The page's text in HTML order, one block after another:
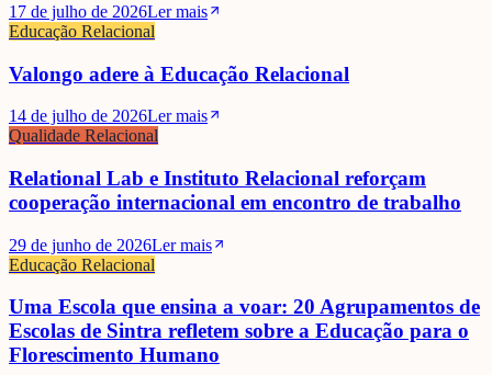
17 de julho de 2026Ler mais
Educação Relacional
Valongo adere à Educação Relacional
14 de julho de 2026Ler mais
Qualidade Relacional
Relational Lab e Instituto Relacional reforçam
cooperação internacional em encontro de trabalho
29 de junho de 2026Ler mais
Educação Relacional
Uma Escola que ensina a voar: 20 Agrupamentos de
Escolas de Sintra refletem sobre a Educação para o
Florescimento Humano